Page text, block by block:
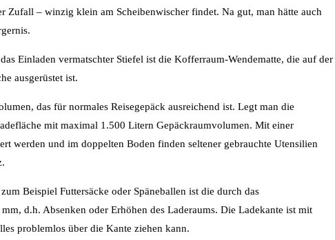
Zufall – winzig klein am Scheibenwischer findet. Na gut, man hätte auch
Einladen vermatschter Stiefel ist die Kofferraum-Wendematte, die auf der
ausgerüstet ist.
das für normales Reisegepäck ausreichend ist. Legt man die
mit maximal 1.500 Litern Gepäckraumvolumen. Mit einer
werden und im doppelten Boden finden seltener gebrauchte Utensilien
Beispiel Futtersäcke oder Späneballen ist die durch das
d.h. Absenken oder Erhöhen des Laderaums. Die Ladekante ist mit
problemlos über die Kante ziehen kann.